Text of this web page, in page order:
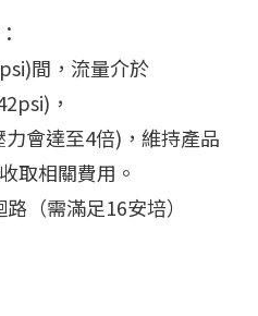
間，流量介於
，
會達至4倍)，維持產品
取相關費用。
（需滿足16安培）